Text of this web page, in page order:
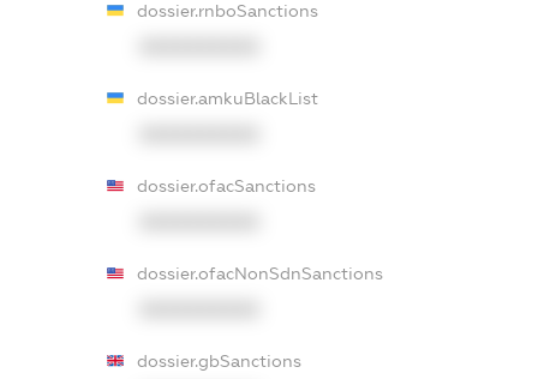
dossier.rnboSanctions
dossier.amkuBlackList
dossier.ofacSanctions
dossier.ofacNonSdnSanctions
dossier.gbSanctions